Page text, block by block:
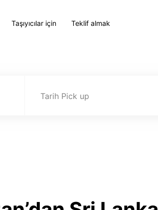
Taşıyıcılar için Teklif almak
Tarih Pick up